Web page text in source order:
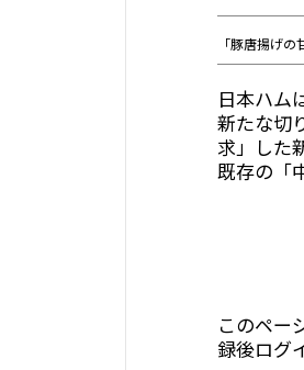
「豚唐揚げ
日本ハム
新たな切
求」した
既存の「
このペー
録後ログ